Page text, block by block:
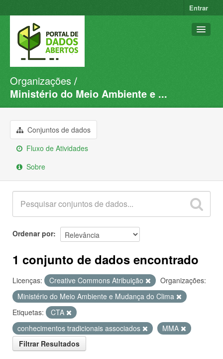
Entrar
Conjuntos de dados
Organizações
Sobre
Organizações
Ministério do Meio Ambiente e ...
Conjuntos de dados
Fluxo de Atividades
Sobre
Ordenar por
1 conjunto de dados encontrado
Licenças: Creative Commons Atribuição
Organizações:
Ministério do Meio Ambiente e Mudança do Clima
Etiquetas:
CTA
conhecimentos tradicionais associados
MMA
Filtrar Resultados